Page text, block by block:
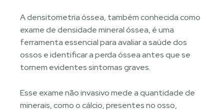
A densitometria óssea, também conhecida como
exame de densidade mineral óssea, é uma
ferramenta essencial para avaliar a saúde dos
ossos e identificar a perda óssea antes que se
tornem evidentes sintomas graves.
Esse exame não invasivo mede a quantidade de
minerais, como o cálcio, presentes no osso,